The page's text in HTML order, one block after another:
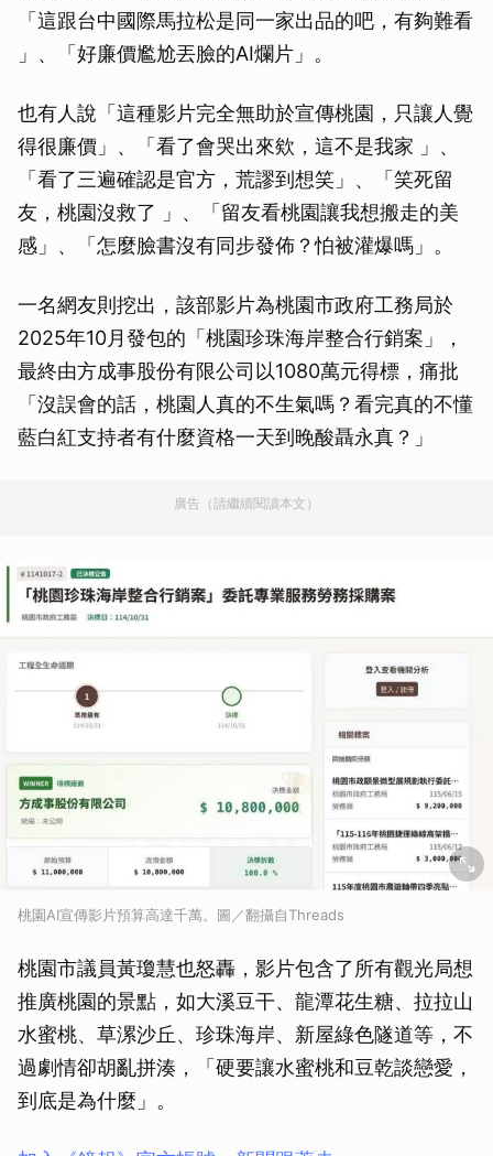
「這跟台中國際馬拉松是同一家出品的吧，有夠難看
」、「好廉價尷尬丟臉的AI爛片」。
也有人說「這種影片完全無助於宣傳桃園，只讓人覺
得很廉價」、「看了會哭出來欸，這不是我家 」、
「看了三遍確認是官方，荒謬到想笑」、「笑死留
友，桃園沒救了 」、「留友看桃園讓我想搬走的美
感」、「怎麼臉書沒有同步發佈？怕被灌爆嗎」。
一名網友則挖出，該部影片為桃園市政府工務局於
2025年10月發包的「桃園珍珠海岸整合行銷案」，
最終由方成事股份有限公司以1080萬元得標，痛批
「沒誤會的話，桃園人真的不生氣嗎？看完真的不懂
藍白紅支持者有什麼資格一天到晚酸聶永真？」
廣告（請繼續閱讀本文）
桃園AI宣傳影片預算高達千萬。圖／翻攝自Threads
桃園市議員黃瓊慧也怒轟，影片包含了所有觀光局想
推廣桃園的景點，如大溪豆干、龍潭花生糖、拉拉山
水蜜桃、草漯沙丘、珍珠海岸、新屋綠色隧道等，不
過劇情卻胡亂拼湊，「硬要讓水蜜桃和豆乾談戀愛，
到底是為什麼」。